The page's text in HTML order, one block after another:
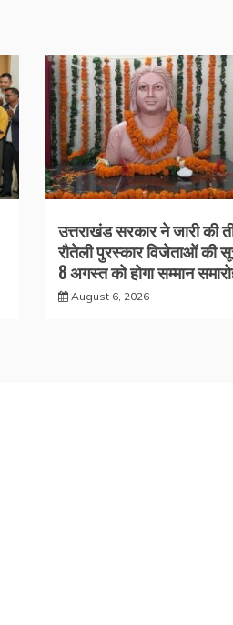
उत्तराखंड सरकार ने जारी की
रौतेली पुरस्कार विजेताओं की
8 अगस्त को होगा सम्मान
August 6, 2026